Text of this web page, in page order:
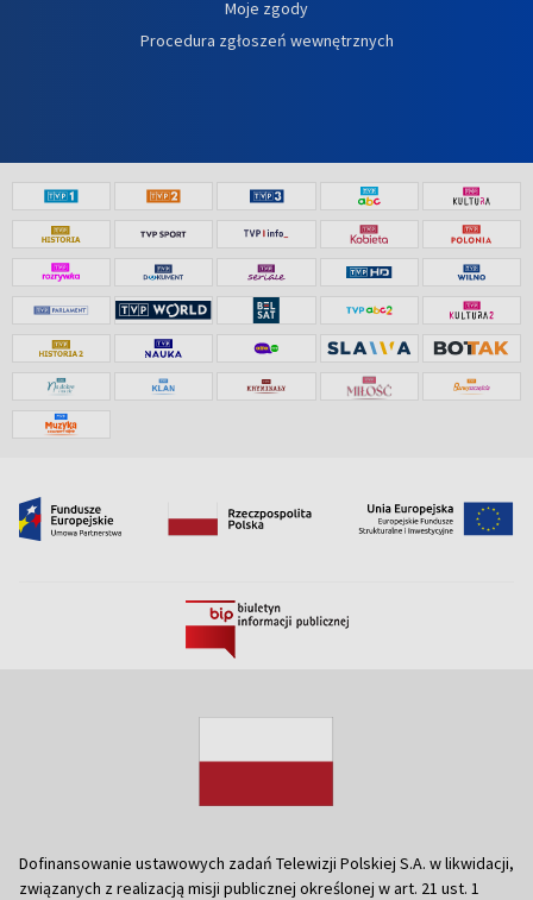
Moje zgody
Procedura zgłoszeń wewnętrznych
Dofinansowanie ustawowych zadań Telewizji Polskiej S.A. w likwidacji,
związanych z realizacją misji publicznej określonej w art. 21 ust. 1